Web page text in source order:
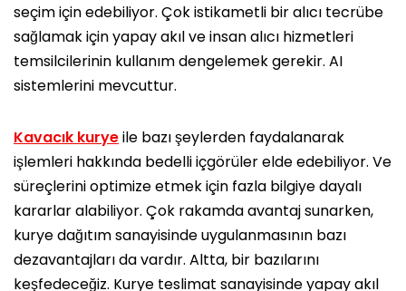
seçim için edebiliyor. Çok istikametli bir alıcı tecrübe
sağlamak için yapay akıl ve insan alıcı hizmetleri
temsilcilerinin kullanım dengelemek gerekir. AI
sistemlerini mevcuttur.
Kavacık kuryeile bazı şeylerden faydalanarak
işlemleri hakkında bedelli içgörüler elde edebiliyor. Ve
süreçlerini optimize etmek için fazla bilgiye dayalı
kararlar alabiliyor. Çok rakamda avantaj sunarken,
kurye dağıtım sanayisinde uygulanmasının bazı
dezavantajları da vardır. Altta, bir bazılarını
keşfedeceğiz. Kurye teslimat sanayisinde yapay akıl